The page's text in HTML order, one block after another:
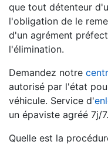
que tout détenteur
l'obligation de le
d'un agrément
l'élimination.
Demandez notre
autorisé par l'état
véhicule. Service d'
un épaviste agréé 7j/7.
Quelle est la